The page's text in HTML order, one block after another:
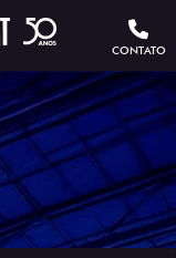
CONTATO